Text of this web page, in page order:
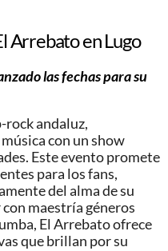
Arrebato en Lugo
las fechas para su
rock andaluz,
con un show
Este evento promete
para los fans,
del alma de su
maestría géneros
El Arrebato ofrece
que brillan por su